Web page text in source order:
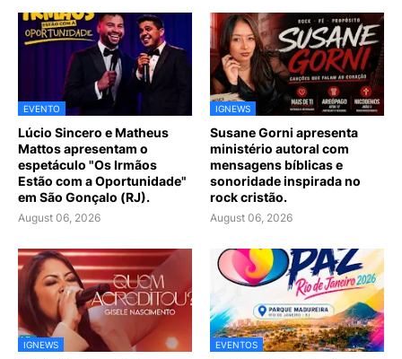
EVENTO
Lúcio Sincero e Matheus
Mattos apresentam o
espetáculo "Os Irmãos
Estão com a Oportunidade"
em São Gonçalo (RJ).
August 06, 2026
IGNEWS
Susane Gorni apresenta
ministério autoral com
mensagens bíblicas e
sonoridade inspirada no
rock cristão.
August 06, 2026
IGNEWS EVENTOS